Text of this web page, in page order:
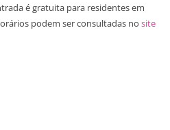
é gratuita para residentes em
podem ser consultadas no site